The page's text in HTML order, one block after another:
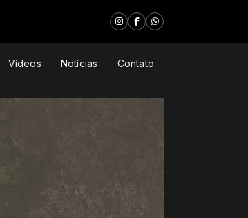
Vídeos Notícias Contato